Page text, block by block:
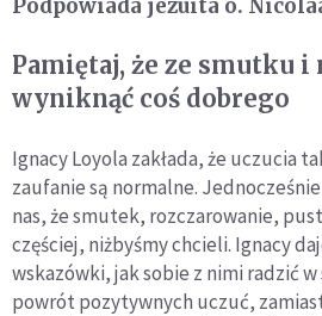
Podpowiada jezuita o.
Pamiętaj, że ze smutku
wyniknąć coś dobrego
Ignacy Loyola zakłada, że uczucia
zaufanie są normalne.
nas, że smutek, rozczarowanie,
częściej, niżbyśmy chcieli. Ignacy
wskazówki, jak sobie z nimi radzić
powrót pozytywnych uczuć,